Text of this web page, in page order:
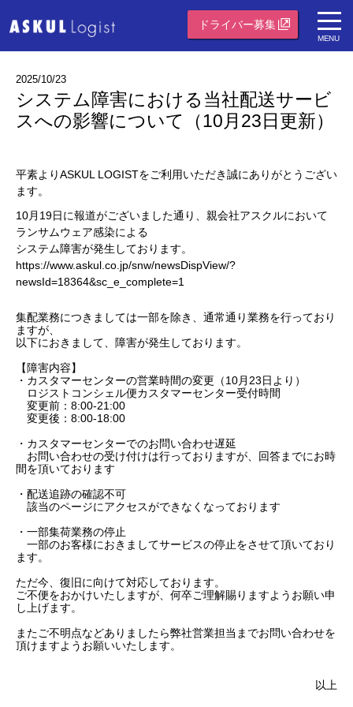
MENU
ドライバー募集
2025/10/23
システム障害における当社配送サービ
スへの影響について（10月23日更新）
平素よりASKUL LOGISTをご利用いただき誠にありがとうござい
ます。
10月19日に報道がございました通り、親会社アスクルにおいて
ランサムウェア感染による
システム障害が発生しております。
https://www.askul.co.jp/snw/newsDispView/?
newsId=18364&sc_e_complete=1
集配業務につきましては一部を除き、通常通り業務を行っており
ますが、
以下におきまして、障害が発生しております。
【障害内容】
・カスタマーセンターの営業時間の変更（10月23日より）
ロジストコンシェル便カスタマーセンター受付時間
変更前：8:00-21:00
変更後：8:00-18:00
・カスタマーセンターでのお問い合わせ遅延
お問い合わせの受け付けは行っておりますが、回答までにお時
間を頂いております
・配送追跡の確認不可
該当のページにアクセスができなくなっております
・一部集荷業務の停止
一部のお客様におきましてサービスの停止をさせて頂いており
ます。
ただ今、復旧に向けて対応しております。
ご不便をおかけいたしますが、何卒ご理解賜りますようお願い申
し上げます。
またご不明点などありましたら弊社営業担当までお問い合わせを
頂けますようお願いいたします。
以上